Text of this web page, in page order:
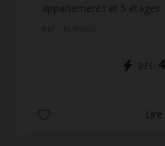
appartements et 5
DÈS